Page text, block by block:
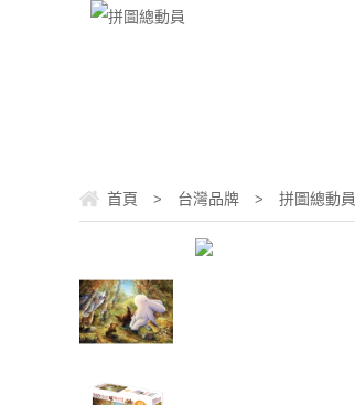
首頁 > 台灣品牌 > 拼圖總動員